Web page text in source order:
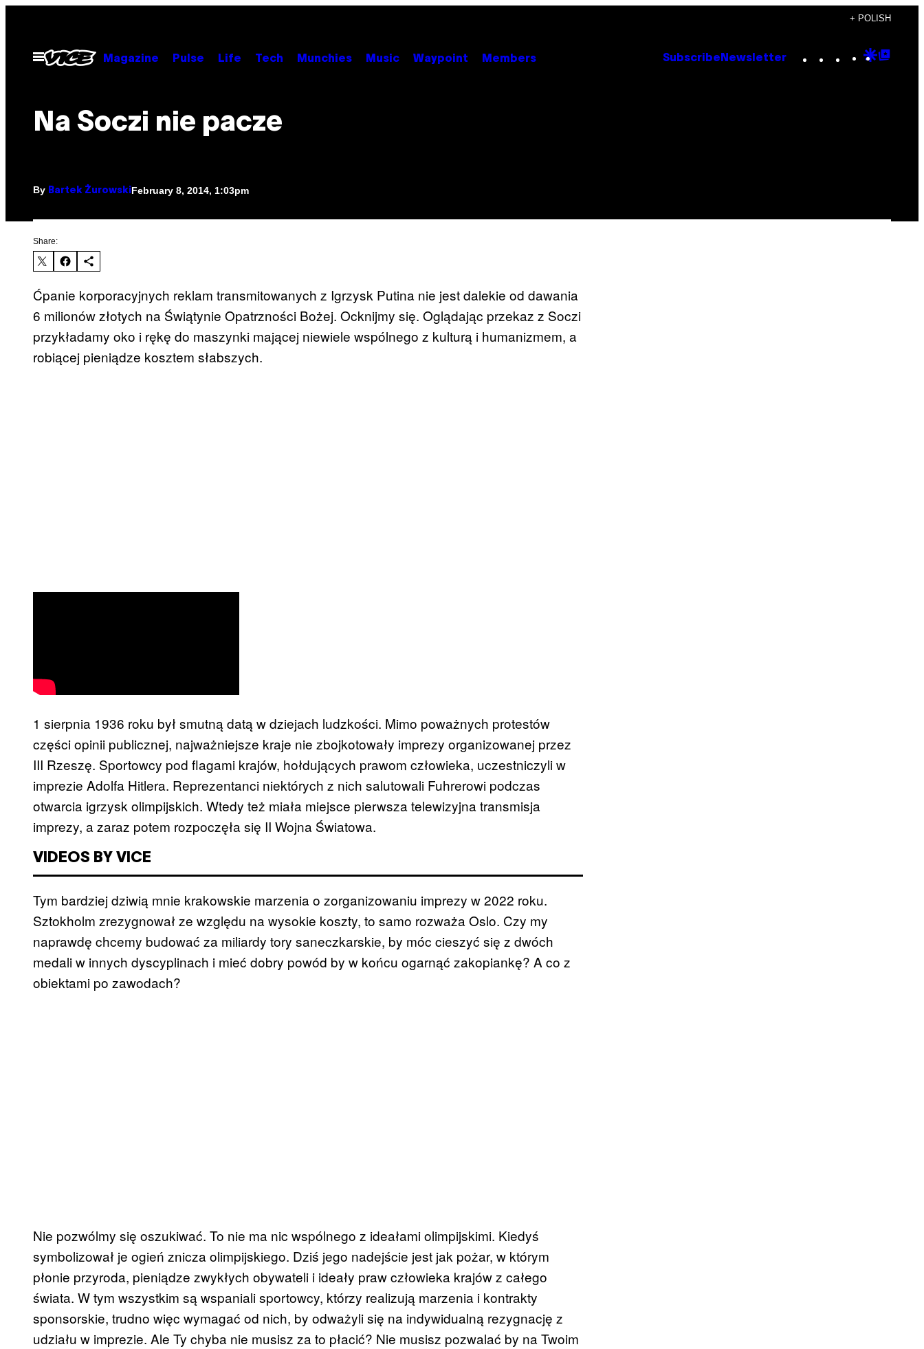
content
+ POLISH
Open
Menu
Magazine Pulse Life Tech Munchies Music Waypoint Members Subscribe Newsletter Instagram
TikTok
YouTube
Google
Na Soczi nie pacze
By Bartek Żurowski February 8, 2014, 1:03pm
Share:
Ćpanie korporacyjnych reklam transmitowanych z Igrzysk Putina nie jest dalekie od dawania
6 milionów złotych na Świątynie Opatrzności Bożej. Ocknijmy się. Oglądając przekaz z Soczi
przykładamy oko i rękę do maszynki mającej niewiele wspólnego z kulturą i humanizmem, a
robiącej pieniądze kosztem słabszych.
1 sierpnia 1936 roku był smutną datą w dziejach ludzkości. Mimo poważnych protestów
części opinii publicznej, najważniejsze kraje nie zbojkotowały imprezy organizowanej przez
III Rzeszę. Sportowcy pod flagami krajów, hołdujących prawom człowieka, uczestniczyli w
imprezie Adolfa Hitlera. Reprezentanci niektórych z nich salutowali Fuhrerowi podczas
otwarcia igrzysk olimpijskich. Wtedy też miała miejsce pierwsza telewizyjna transmisja
imprezy, a zaraz potem rozpoczęła się II Wojna Światowa.
VIDEOS BY VICE
Tym bardziej dziwią mnie krakowskie marzenia o zorganizowaniu imprezy w 2022 roku.
Sztokholm zrezygnował ze względu na wysokie koszty, to samo rozważa Oslo. Czy my
naprawdę chcemy budować za miliardy tory saneczkarskie, by móc cieszyć się z dwóch
medali w innych dyscyplinach i mieć dobry powód by w końcu ogarnąć zakopiankę? A co z
obiektami po zawodach?
Nie pozwólmy się oszukiwać. To nie ma nic wspólnego z ideałami olimpijskimi. Kiedyś
symbolizował je ogień znicza olimpijskiego. Dziś jego nadejście jest jak pożar, w którym
płonie przyroda, pieniądze zwykłych obywateli i ideały praw człowieka krajów z całego
świata. W tym wszystkim są wspaniali sportowcy, którzy realizują marzenia i kontrakty
sponsorskie, trudno więc wymagać od nich, by odważyli się na indywidualną rezygnację z
udziału w imprezie. Ale Ty chyba nie musisz za to płacić? Nie musisz pozwalać by na Twoim